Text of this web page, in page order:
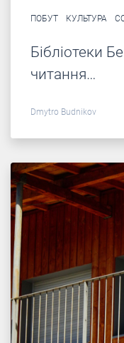
ПОБУТ КУЛЬТУРА
Бібліотеки
читання…
Dmytro Budnikov